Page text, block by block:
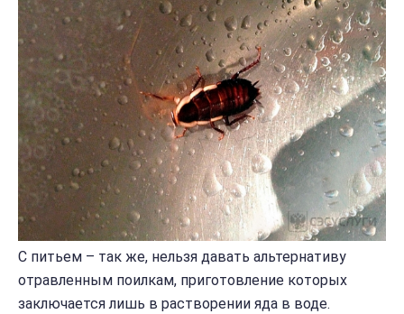
С питьем – так же, нельзя давать альтернативу
отравленным поилкам, приготовление которых
заключается лишь в растворении яда в воде.